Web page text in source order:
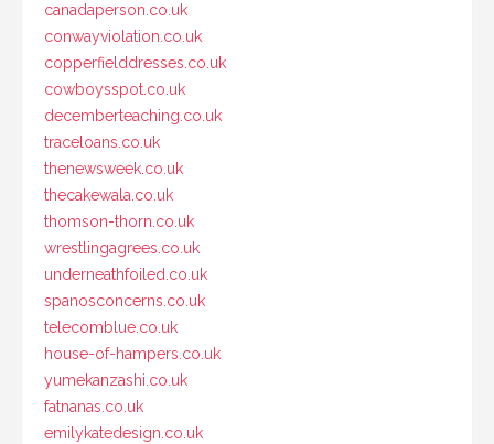
canadaperson.co.uk
conwayviolation.co.uk
copperfielddresses.co.uk
cowboysspot.co.uk
decemberteaching.co.uk
traceloans.co.uk
thenewsweek.co.uk
thecakewala.co.uk
thomson-thorn.co.uk
wrestlingagrees.co.uk
underneathfoiled.co.uk
spanosconcerns.co.uk
telecomblue.co.uk
house-of-hampers.co.uk
yumekanzashi.co.uk
fatnanas.co.uk
emilykatedesign.co.uk